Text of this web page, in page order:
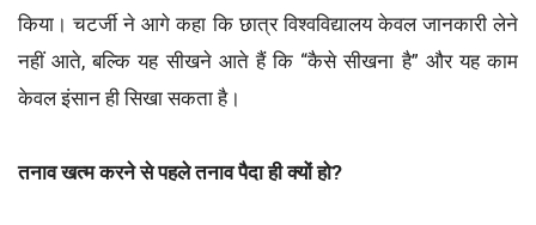
किया। चटर्जी ने आगे कहा कि छात्र विश्वविद्यालय केवल जानकारी लेने
नहीं आते, बल्कि यह सीखने आते हैं कि “कैसे सीखना है” और यह काम
केवल इंसान ही सिखा सकता है।
तनाव खत्म करने से पहले तनाव पैदा ही क्यों हो?